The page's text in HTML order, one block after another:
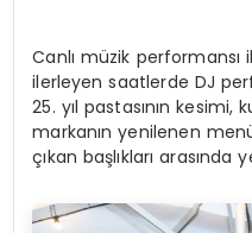
Canlı müzik
ilerleyen saatlerde DJ
25. yıl pastasının kesimi,
markanın yenilenen
çıkan başlıkları arasında